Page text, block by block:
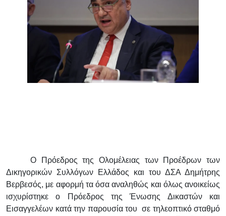
Ο Πρόεδρος της Ολομέλειας των Προέδρων των
Δικηγορικών Συλλόγων Ελλάδος και του ΔΣΑ Δημήτρης
Βερβεσός, με αφορμή τα όσα αναληθώς και όλως ανοικείως
ισχυρίστηκε ο Πρόεδρος της Ένωσης Δικαστών και
Εισαγγελέων κατά την παρουσία του σε τηλεοπτικό σταθμό